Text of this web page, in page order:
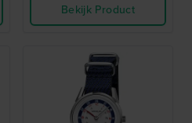
Bekijk Product